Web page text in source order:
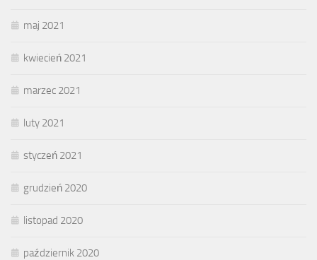
maj 2021
kwiecień 2021
marzec 2021
luty 2021
styczeń 2021
grudzień 2020
listopad 2020
październik 2020